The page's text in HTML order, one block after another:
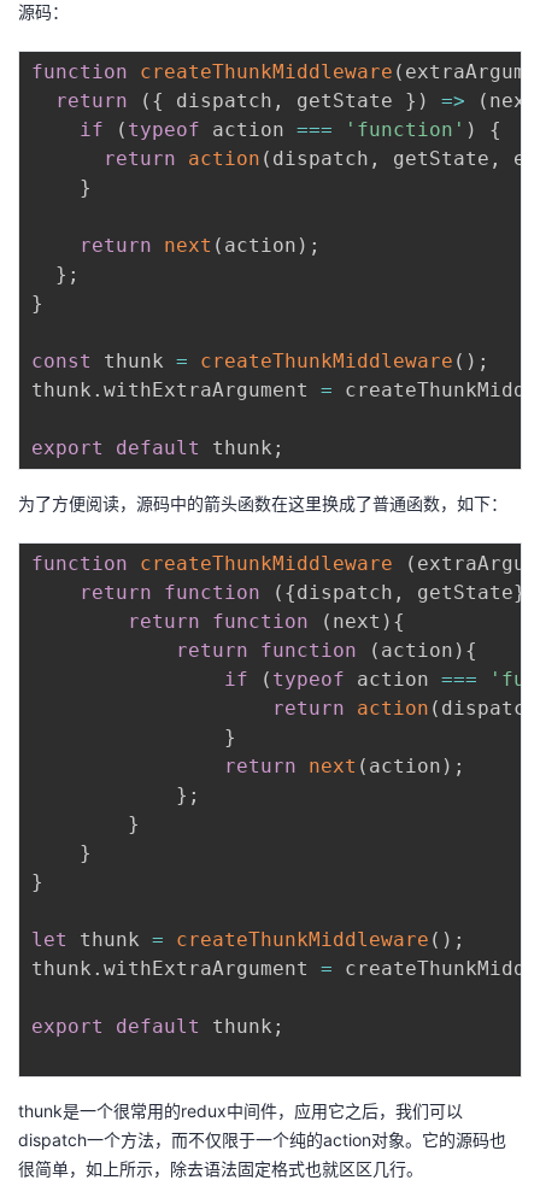
源码：
function createThunkMiddleware (
return
( { dispatch , getState } ) => ( next
if
( typeof action === 'function' )
{
return
action ( dispatch , getState ,
}
return next ( action ) ;
} ;
}
const thunk = createThunkMiddleware ( ) ;
thunk . withExtraArgument =
export default thunk ;
为了方便阅读，源码中的箭头函数在这里换成了普通函数，如下：
function createThunkMiddleware (
return
function ( {dispatch , getState}
return
function ( next ) {
return
function ( action ) {
if
( typeof action ===
return
action ( dispatch
}
return
next ( action ) ;
} ;
}
}
}
let thunk = createThunkMiddleware ( ) ;
thunk . withExtraArgument =
export default thunk ;
thunk是一个很常用的redux中间件，应用它之后，我们可以
dispatch一个方法，而不仅限于一个纯的action对象。它的源码也
很简单，如上所示，除去语法固定格式也就区区几行。